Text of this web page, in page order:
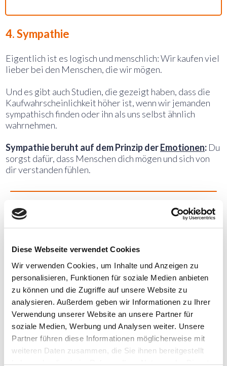
Diese Webseite verwendet Cookies
Wir verwenden Cookies, um Inhalte und Anzeigen zu
personalisieren, Funktionen für soziale Medien anbieten
zu können und die Zugriffe auf unsere Website zu
analysieren. Außerdem geben wir Informationen zu Ihrer
Verwendung unserer Website an unsere Partner für
soziale Medien, Werbung und Analysen weiter. Unsere
Partner führen diese Informationen möglicherweise mit
weiteren Daten zusammen, die Sie ihnen bereitgestellt
haben oder die sie im Rahmen Ihrer Nutzung der Dienste
4. Sympathie
Eigentlich ist es logisch und menschlich: Wir kaufen viel
lieber bei den Menschen, die wir mögen.
Und es gibt auch Studien, die gezeigt haben, dass die
Kaufwahrscheinlichkeit höher ist, wenn wir jemanden
sympathisch finden oder ihn als uns selbst ähnlich
wahrnehmen.
Sympathie beruht auf dem Prinzip derEmotionen: Du
sorgst dafür, dass Menschen dich mögen und sich von
dir verstanden fühlen.
Du solltest so viel wie möglich über deine
zwischen ihr und dir herstellen sowie genau auf sie
eingehen kannst. Denn Menschen stimmen viel eher
denjenigen zu, die empathisch und sympathisch sind.
5. Autorität
Sicherlich würdest auch du viel eher bei jemandem
kaufen, von dem du annimmst, dass er weiß, wovon er
spricht, als wenn du Zweifel an seiner Kompetenz hast,